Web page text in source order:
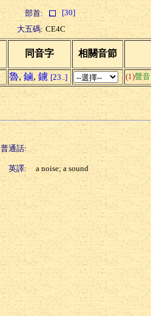
部首: [30]
大五碼: CE4C
同音字 相關音節
魯, 鏀, 鐪 [23..] (1)聲音
普通話:
英譯: a noise; a sound